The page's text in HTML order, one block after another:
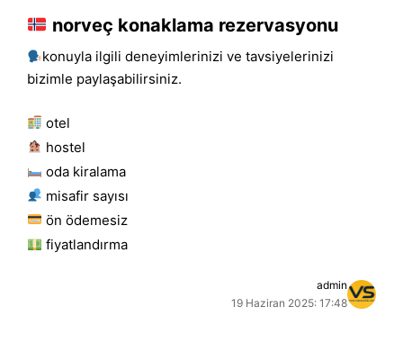
norveç konaklama rezervasyonu
konuyla ilgili deneyimlerinizi ve tavsiyelerinizi
bizimle paylaşabilirsiniz.
otel
hostel
oda kiralama
misafir sayısı
ön ödemesiz
fiyatlandırma
admin
19 Haziran 2025: 17:48